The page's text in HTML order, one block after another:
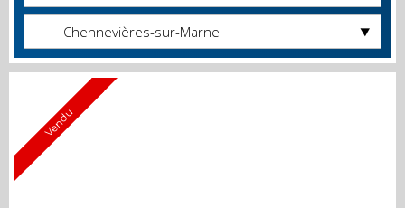
Chennevières-sur-Marne
Vendu